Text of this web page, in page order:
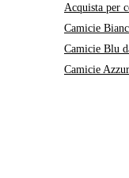
Acquista per
Camicie
Camicie Blu
Camicie